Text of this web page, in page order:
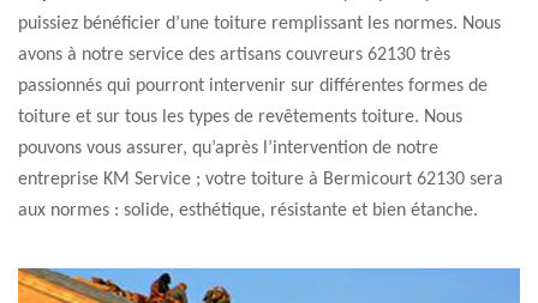
puissiez bénéficier d’une toiture remplissant les normes. Nous
avons à notre service des artisans couvreurs 62130 très
passionnés qui pourront intervenir sur différentes formes de
toiture et sur tous les types de revêtements toiture. Nous
pouvons vous assurer, qu’après l’intervention de notre
entreprise KM Service ; votre toiture à Bermicourt 62130 sera
aux normes : solide, esthétique, résistante et bien étanche.